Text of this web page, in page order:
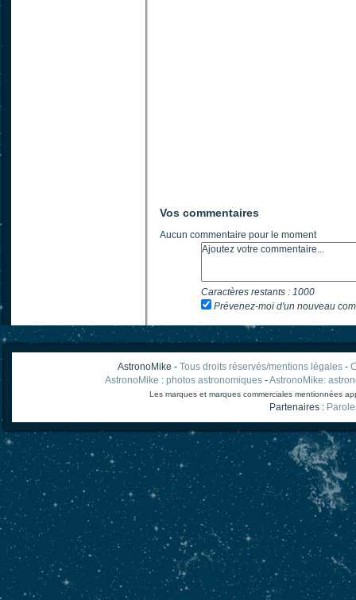
Vos commentaires
Aucun commentaire pour le moment
Caractères restants : 1000
Prévenez-moi d'un nouveau
AstronoMike - Tous droits réservés/mentions légales-
AstronoMike : photos astronomiques -AstronoMike:
Les marques et marques commerciales mentionnées
Partenaires :